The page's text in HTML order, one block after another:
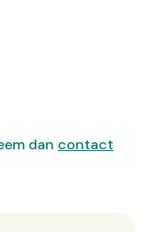
dan contact